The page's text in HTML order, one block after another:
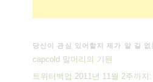
당신이 관심 있어할지 제가 알 길 없
capcold 말머리의 기원
트위터백업 2011년 11월 2주까지